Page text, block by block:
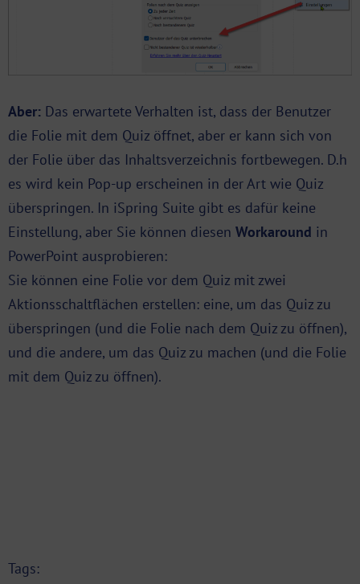
Aber: Das erwartete Verhalten ist, dass der Benutzer
die Folie mit dem Quiz öffnet, aber er kann sich von
der Folie über das Inhaltsverzeichnis fortbewegen. D.h
es wird kein Pop-up erscheinen in der Art wie Quiz
überspringen. In iSpring Suite gibt es dafür keine
Einstellung, aber Sie können diesen Workaround in
PowerPoint ausprobieren:
Sie können eine Folie vor dem Quiz mit zwei
Aktionsschaltflächen erstellen: eine, um das Quiz zu
überspringen (und die Folie nach dem Quiz zu öffnen),
und die andere, um das Quiz zu machen (und die Folie
mit dem Quiz zu öffnen).
Tags: